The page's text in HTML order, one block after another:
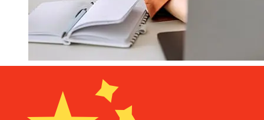
À quelle vitesse un transfert Banco
Internacional Ecuador USD CNY ?